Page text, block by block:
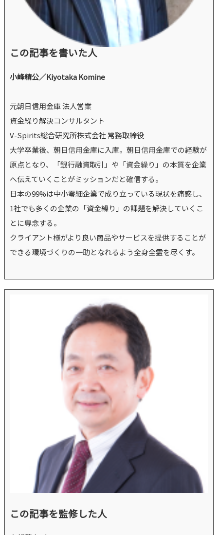
この記事を書いた人
小峰精公／Kiyotaka Komine
元朝日信用金庫 法人営業
資金繰り解決コンサルタント
V-Spirits総合研究所株式会社 常務取締役
大学卒業後、朝日信用金庫に入庫。朝日信用金庫での経験が
原点となり、「銀行融資取引」や「資金繰り」の本質を企業
へ伝えていくことがミッションだと確信する。
日本の99%は中小零細企業で成り立っている現状を痛感し、
1社でも多くの企業の「資金繰り」の課題を解決していくこ
とに専念する。
クライアント様がより良い商品やサービスを提供することが
できる環境づくりの一助となれるよう全身全霊を尽くす。
この記事を監修した人